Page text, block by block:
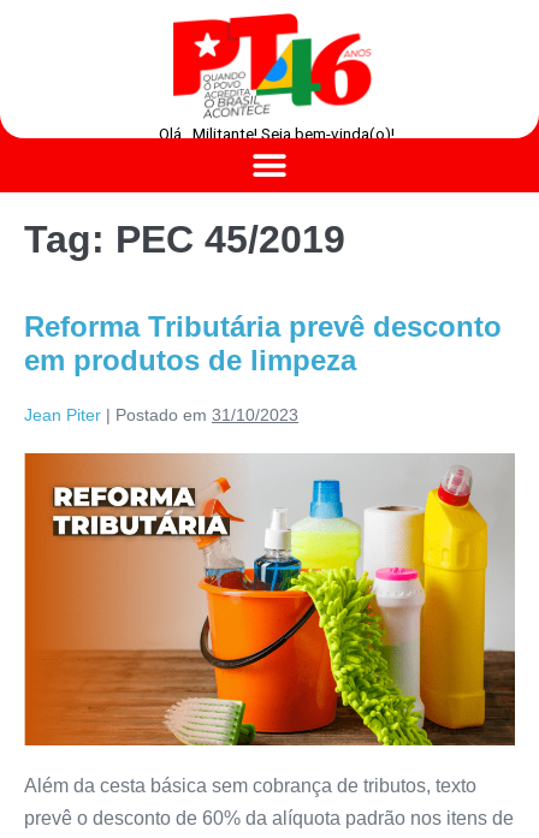
Olá , Militante! Seja bem-vinda(o)!
Tag: PEC 45/2019
Reforma Tributária prevê desconto
em produtos de limpeza
Jean Piter | Postado em 31/10/2023
Além da cesta básica sem cobrança de tributos, texto
prevê o desconto de 60% da alíquota padrão nos itens de